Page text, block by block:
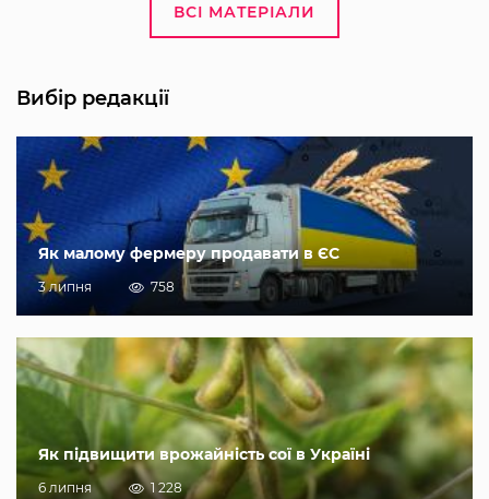
ВСІ МАТЕРІАЛИ
Вибір редакції
Як малому фермеру продавати в ЄС
3 липня 758
Як підвищити врожайність сої в Україні
6 липня 1 228